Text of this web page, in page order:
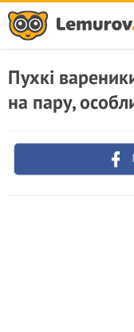
Пухкі
на пару,